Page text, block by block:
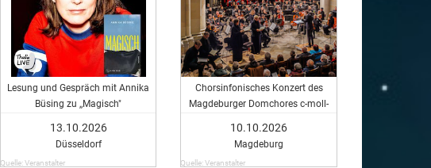
Lesung und Gespräch mit Annika
Büsing zu ,,Magisch"
13.10.2026
Düsseldorf
Quelle: Veranstalter
Chorsinfonisches Konzert des
Magdeburger Domchores c-moll-
des Magdeburger Domchores c-
Moll Messe
10.10.2026
Magdeburg
Quelle: Veranstalter